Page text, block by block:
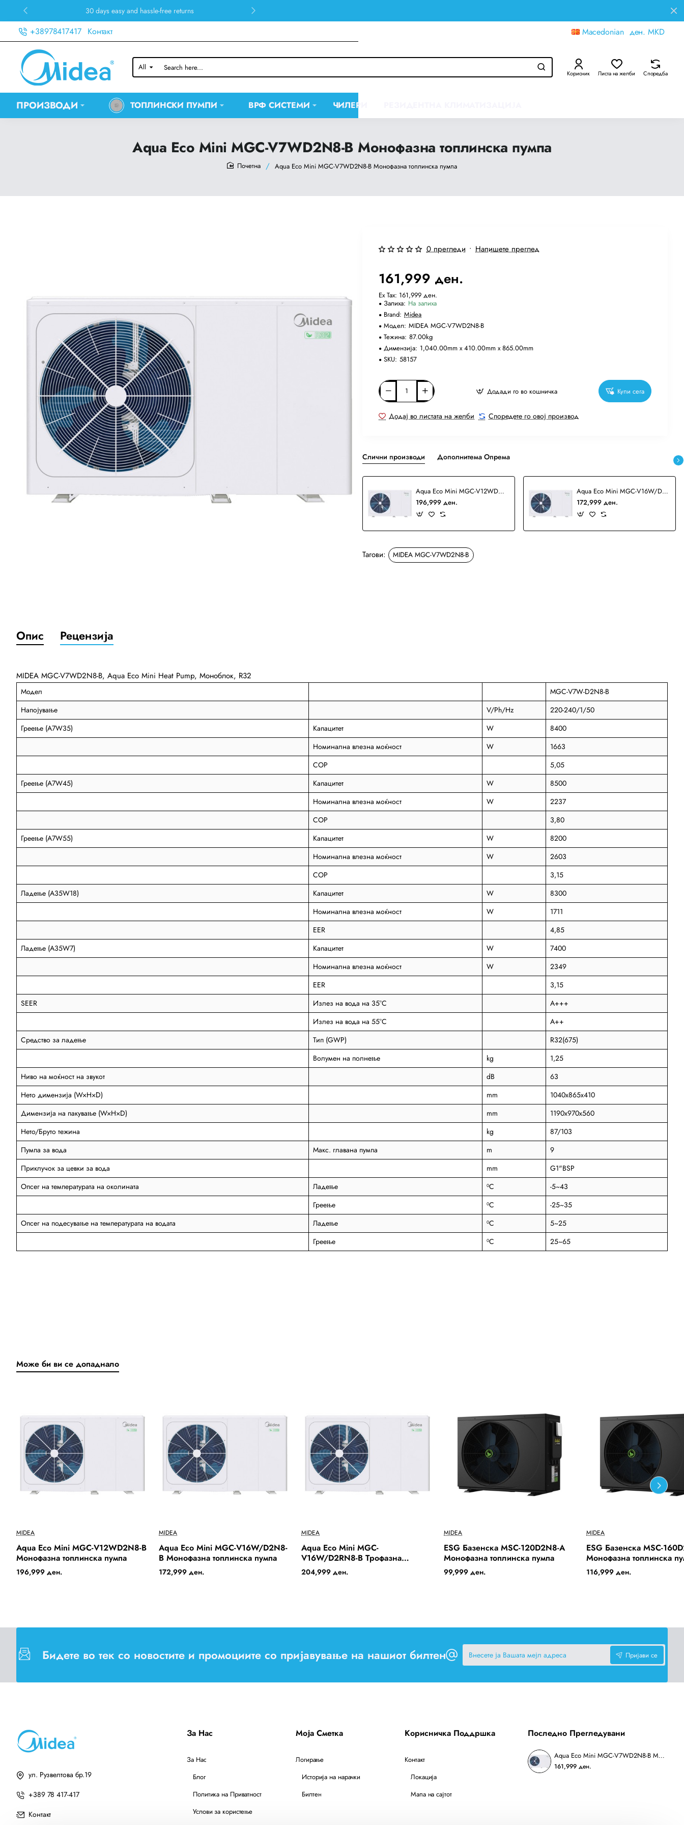
30 days easy and hassle-free returns
+38978417417 Контакт Macedonian ден. MKD
All
Search
here...
Корисник Листа на желби Споредба
ПРОИЗВОДИ ТОПЛИНСКИ ПУМПИ ВРФ СИСТЕМИ ЧИЛЕРИ
Aqua Eco Mini MGC-V7WD2N8-B Монофазна топлинска пумпа
Aqua Eco Mini MGC-V7WD2N8-B Монофазна топлинска пумпа
0 прегледи • Напишете преглед
161,999 ден.
Ex Tax: 161,999 ден.
Залиха: На залиха
Brand: Midea
Модел: MIDEA MGC-V7WD2N8-B
Тежина: 87.00kg
Димензија: 1,040.00mm x 410.00mm x 865.00mm
SKU: 58157
Додади го во кошничка Купи сега
Додај во листата на желби Споредете го овој производ
Слични производи Дополнитема Опрема
Aqua Eco Mini MGC-V12WD2N8-B Монофазна топлинска пумпа
196,999 ден.
Aqua Eco Mini MGC-V16W/D2N8-B Монофазна топлинска пумпа
172,999 ден.
Тагови: MIDEA MGC-V7WD2N8-B
Опис Рецензија
MIDEA MGC-V7WD2N8-B, Aqua Eco Mini Heat Pump, Моноблок, R32
Модел
MGC-V7W-D2N8-B
Напојување
V/Ph/Hz
220-240/1/50
Греење (A7W35)
Капацитет W
8400
Номинална влезна моќност
W
1663
COP
5,05
Греење (A7W45)
Капацитет W
8500
Номинална влезна моќност
W
2237
COP
3,80
Греење (A7W55)
Капацитет W
8200
Номинална влезна моќност
W
2603
COP
3,15
Ладење (A35W18)
Капацитет W
8300
Номинална влезна моќност
W
1711
EER
4,85
Ладење (A35W7)
Капацитет W
7400
Номинална влезна моќност
W
2349
EER
3,15
SEER
Излез на вода на 35°C
A+++
Излез на вода на 55°C
A++
Средство за ладење
Тип (GWP)
R32(675)
Волумен на полнење
kg
1,25
Ниво на моќност на звукот
dB
63
Нето димензија (W×H×D)
mm
1040x865x410
Димензија на пакување (W×H×D)
mm
1190x970x560
Нето/Бруто тежина
kg
87/103
Пумпа за вода
Макс. главана пумпа m
9
Приклучок за цевки за вода
mm
G1"BSP
Опсег на температурата на околината
Ладење ⁰C
-5~43
Греење
⁰C
-25~35
Опсег на подесување на температурата на водата
Ладење ⁰C
5~25
Греење
⁰C 25~65
Може би ви се допаднало
Out Of Stock
MIDEA
Aqua Eco Mini MGC-V12WD2N8-B
Монофазна топлинска пумпа
196,999 ден.
Out Of Stock
MIDEA
Aqua Eco Mini MGC-V16W/D2N8-
B Монофазна топлинска пумпа
172,999 ден.
Out Of Stock
MIDEA
Aqua Eco Mini MGC-
V16W/D2RN8-B Трофазна
топлинска пумпа
204,999 ден.
MIDEA
ESG Базенска MSC-120D2N8-A
Монофазна топлинска пумпа
99,999 ден.
Out Of Stock
MIDEA
ESG Базенска MSC-
Монофазна топлинска
116,999 ден.
Бидете во тек со новостите и промоциите со пријавување на нашиот билтен
Внесете
Вашата
Пријави се
ул. Рузвелтова бр.19
+389 78 417-417
Контакт
За Нас
За Нас
Блог
Политика на Приватност
Услови за користење
Моја Сметка
Логирање
Историја на нарачки
Билтен
Корисничка Поддршка
Контакт
Локација
Мапа на сајтот
Последно Прегледувани
Aqua Eco Mini MGC-V7WD2N8-B Монофазна топлинска пумпа
161,999 ден.